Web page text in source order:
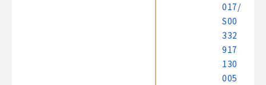
017/
S00
332
917
130
005